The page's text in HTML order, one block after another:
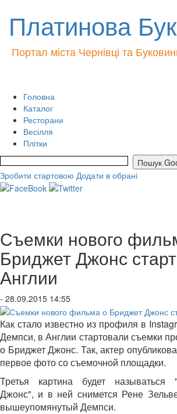
Платинова
Портал міста Чернівці та
Головна
Каталог
Ресторани
Весілля
Плітки
Зробити стартовою Додати в обрані
Съемки нового
Бриджет Джонс
Англии
- 28.09.2015 14:55
Как стало известно из профиля в
Демпси, в Англии стартовали съемки
о Бриджет Джонс. Так, актер
первое фото со съемочной площадки.
Третья картина будет называться
Джонс", и в ней снимется Рене
вышеупомянутый Демпси.